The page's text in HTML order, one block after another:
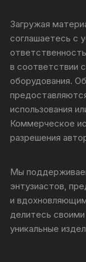
Загружая
соглашаетесь с
в соответствии
оборудования.
использования
Коммерческое
разрешения
Мы
энтузиастов,
и
делитесь
уникальные